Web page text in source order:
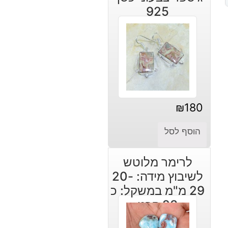
925
₪180
הוסף לסל
לרימר מלוטש
לשיבוץ מידה: 20-
29 מ"מ במשקל: כ
23 קרט